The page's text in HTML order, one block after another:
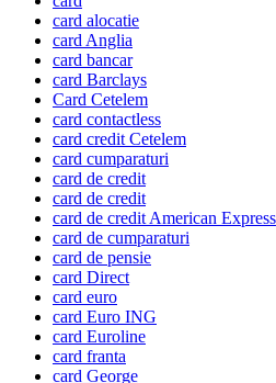
card alocatie
card Anglia
card bancar
card Barclays
Card Cetelem
card contactless
card credit Cetelem
card cumparaturi
card de credit
card de credit
card de credit American Express
card de cumparaturi
card de pensie
card Direct
card euro
card Euro ING
card Euroline
card franta
card George